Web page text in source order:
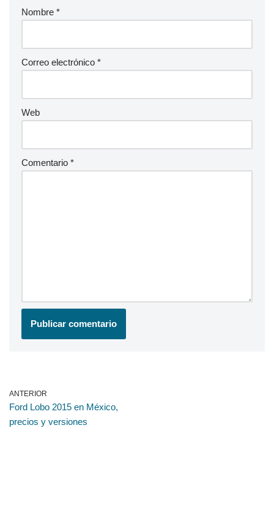
Nombre *
Correo electrónico *
Web
Comentario *
ANTERIOR
Ford Lobo 2015 en México,
precios y versiones